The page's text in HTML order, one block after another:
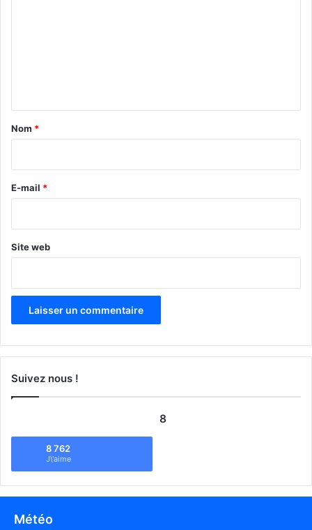
a
e
Nom *
E-mail *
Site web
Suivez nous !
8
8 762
J\'aime
Météo